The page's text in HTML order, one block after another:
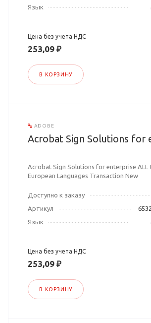
Язык
Цена без учета НДС
253,09 ₽
В КОРЗИНУ
ADOBE
Acrobat Sign Solutions for
Acrobat Sign Solutions for enterprise ALL
European Languages Transaction New
Доступно к заказу
Артикул
Язык
Цена без учета НДС
253,09 ₽
В КОРЗИНУ